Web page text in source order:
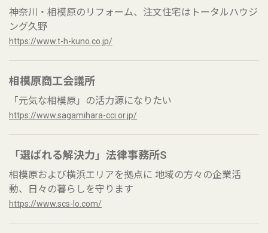
神奈川・相模原のリフォーム、注文住宅はトータルハウジ
ング久野
https://www.t-h-kuno.co.jp/
相模原商工会議所
「元気な相模原」の活力源になりたい
https://www.sagamihara-cci.or.jp/
「選ばれる解決力」法律事務所S
相模原および横浜エリアを拠点に 地域の方々の企業活
動、日々の暮らしを守ります
https://www.scs-lo.com/